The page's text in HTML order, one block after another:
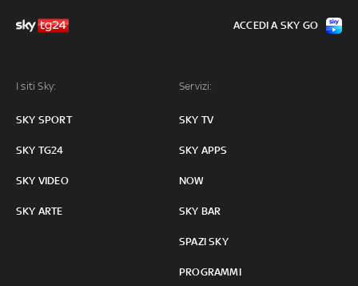
I siti Sky:
SKY SPORT
SKY TG24
SKY VIDEO
SKY ARTE
Servizi:
SKY TV
SKY APPS
NOW
SKY BAR
SPAZI SKY
PROGRAMMI
ACCEDI A SKY GO